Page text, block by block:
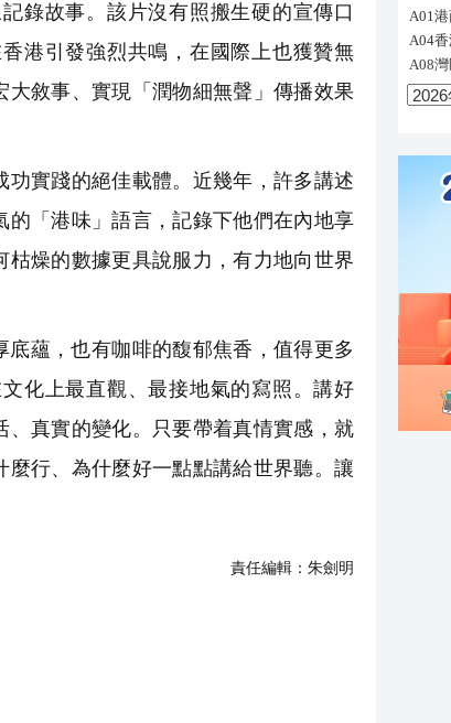
錄故事。該片沒有照搬生硬的宣傳口
港引發強烈共鳴，在國際上也獲贊無
敘事、實現「潤物細無聲」傳播效果
實踐的絕佳載體。近幾年，許多講述
「港味」語言，記錄下他們在內地享
燥的數據更具說服力，有力地向世界
蘊，也有咖啡的馥郁焦香，值得更多
化上最直觀、最接地氣的寫照。講好
、真實的變化。只要帶着真情實感，就
行、為什麼好一點點講給世界聽。讓
責任編輯： 朱劍明